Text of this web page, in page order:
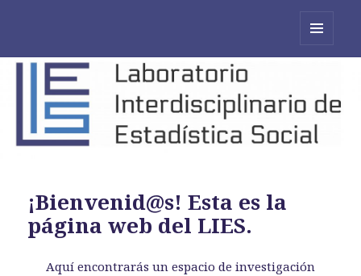
¡Bienvenid@s! Esta es la
página web del LIES.
Aquí encontrarás un espacio de investigación